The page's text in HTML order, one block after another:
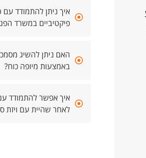
איך ניתן להתמודד עם
פיקטיביים במשרד
האם ניתן להשיג
באמצעות מיופה כוח?
איך אפשר להתמודד
לאחר שהיית עם ויזת